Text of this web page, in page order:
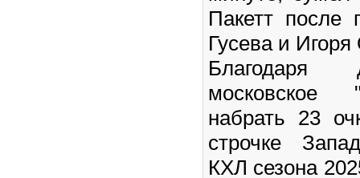
Пакетт после
Гусева и
Благодаря
московское
набрать 23
строчке
КХЛ сезона